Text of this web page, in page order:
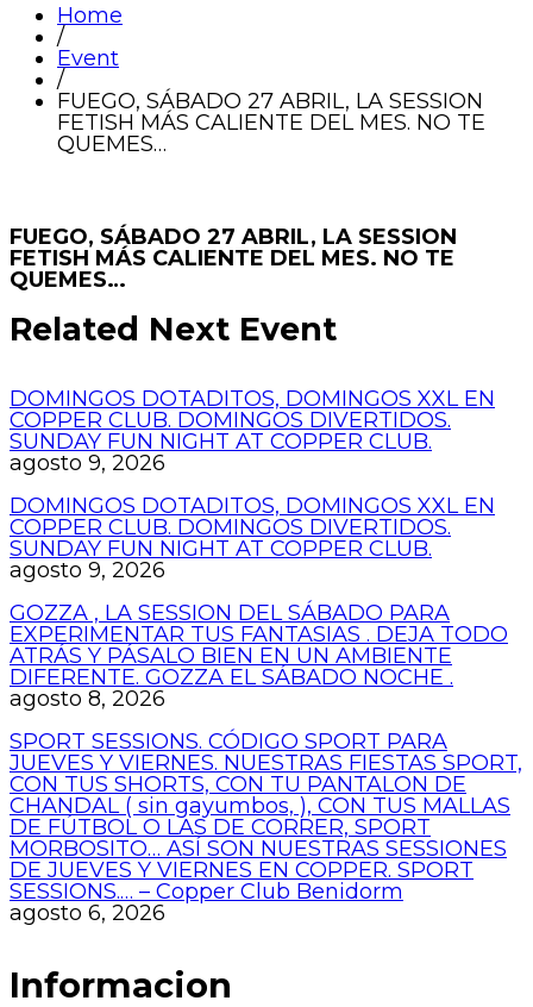
Home
/
Event
/
FUEGO, SÁBADO 27 ABRIL, LA SESSION
FETISH MÁS CALIENTE DEL MES. NO TE
QUEMES…
FUEGO, SÁBADO 27 ABRIL, LA SESSION
FETISH MÁS CALIENTE DEL MES. NO TE
QUEMES…
Related Next Event
DOMINGOS DOTADITOS, DOMINGOS XXL EN
COPPER CLUB. DOMINGOS DIVERTIDOS.
SUNDAY FUN NIGHT AT COPPER CLUB.
agosto 9, 2026
DOMINGOS DOTADITOS, DOMINGOS XXL EN
COPPER CLUB. DOMINGOS DIVERTIDOS.
SUNDAY FUN NIGHT AT COPPER CLUB.
agosto 9, 2026
GOZZA , LA SESSION DEL SÁBADO PARA
EXPERIMENTAR TUS FANTASIAS . DEJA TODO
ATRÁS Y PÁSALO BIEN EN UN AMBIENTE
DIFERENTE. GOZZA EL SÁBADO NOCHE .
agosto 8, 2026
SPORT SESSIONS. CÓDIGO SPORT PARA
JUEVES Y VIERNES. NUESTRAS FIESTAS SPORT,
CON TUS SHORTS, CON TU PANTALON DE
CHANDAL ( sin gayumbos, ), CON TUS MALLAS
DE FÚTBOL O LAS DE CORRER, SPORT
MORBOSITO… ASÍ SON NUESTRAS SESSIONES
DE JUEVES Y VIERNES EN COPPER. SPORT
SESSIONS.… – Copper Club Benidorm
agosto 6, 2026
Informacion